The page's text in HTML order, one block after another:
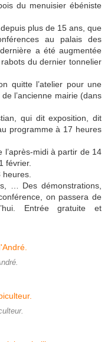
du menuisier ébéniste
plus de 15 ans, que
au palais des
a été augmentée
du dernier tonnelier
quitte l’atelier pour une
l’ancienne mairie (dans
qui dit exposition, dit
programme à 17 heures
l’après-midi à partir de 14
février.
… Des démonstrations,
on passera de
Entrée gratuite et